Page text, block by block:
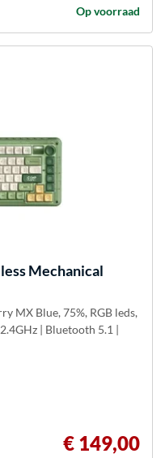
Op voorraad
Mechanical
MX Blue, 75%, RGB leds,
| Bluetooth 5.1 |
€ 149,00